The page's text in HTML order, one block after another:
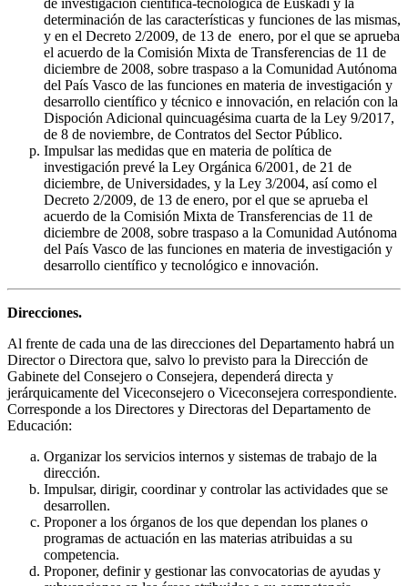
determinación de las características y funciones de las mismas,
y en el Decreto 2/2009, de 13 de enero, por el que se aprueba
el acuerdo de la Comisión Mixta de Transferencias de 11 de
diciembre de 2008, sobre traspaso a la Comunidad Autónoma
del País Vasco de las funciones en materia de investigación y
desarrollo científico y técnico e innovación, en relación con la
Dispoción Adicional quincuagésima cuarta de la Ley 9/2017,
de 8 de noviembre, de Contratos del Sector Público.
Impulsar las medidas que en materia de política de
investigación prevé la Ley Orgánica 6/2001, de 21 de
diciembre, de Universidades, y la Ley 3/2004, así como el
Decreto 2/2009, de 13 de enero, por el que se aprueba el
acuerdo de la Comisión Mixta de Transferencias de 11 de
diciembre de 2008, sobre traspaso a la Comunidad Autónoma
del País Vasco de las funciones en materia de investigación y
desarrollo científico y tecnológico e innovación.
Direcciones.
Al frente de cada una de las direcciones del Departamento habrá un
Director o Directora que, salvo lo previsto para la Dirección de
Gabinete del Consejero o Consejera, dependerá directa y
jerárquicamente del Viceconsejero o Viceconsejera correspondiente.
Corresponde a los Directores y Directoras del Departamento de
Educación:
Organizar los servicios internos y sistemas de trabajo de la
dirección.
Impulsar, dirigir, coordinar y controlar las actividades que se
desarrollen.
Proponer a los órganos de los que dependan los planes o
programas de actuación en las materias atribuidas a su
competencia.
Proponer, definir y gestionar las convocatorias de ayudas y